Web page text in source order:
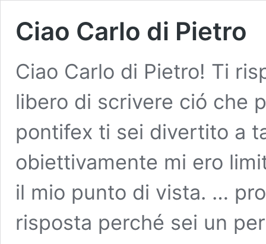
Ciao Carlo di Pietro
Ciao Carlo di Pietro! Ti
libero di scrivere ció che
pontifex ti sei divertito a
obiettivamente mi ero
il mio punto di vista. …
risposta perché sei un